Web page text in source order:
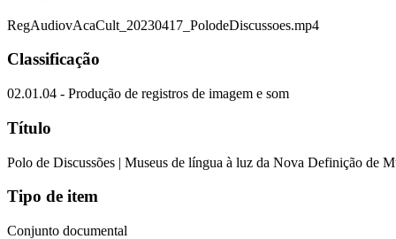
RegAudiovAcaCult_20230417_PolodeDiscussoes.mp4
Classificação
02.01.04 - Produção de registros de imagem e som
Título
Polo de Discussões | Museus de língua à luz da Nova Definição de
Tipo de item
Conjunto documental